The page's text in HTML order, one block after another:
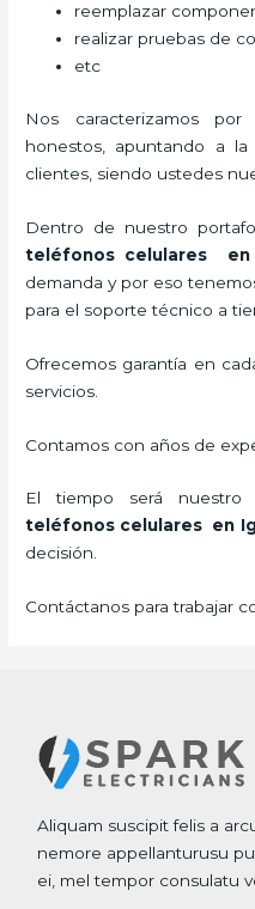
reemplazar
realizar pruebas de
etc
Nos caracterizamos
honestos, apuntando a
clientes, siendo ustedes
Dentro de nuestro
teléfonos celulares en
demanda y por eso
para el soporte técnico a
Ofrecemos garantía en
servicios.
Contamos con años de
El tiempo será
teléfonos celulares en
decisión.
Contáctanos para trabajar
Aliquam suscipit felis a
nemore appellanturusu
ei, mel tempor consulatu